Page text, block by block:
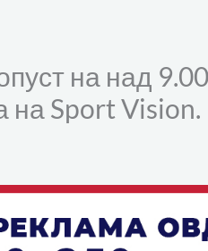
на над
на Sport Vision.